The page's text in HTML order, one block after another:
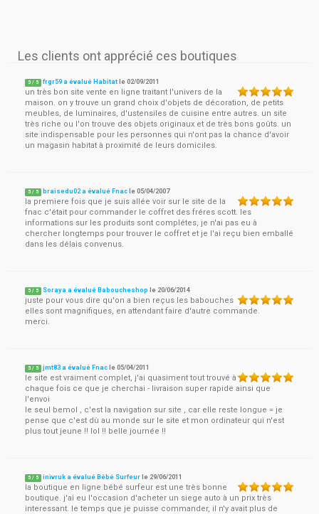
Les clients ont apprécié ces boutiques
5 / 5 frgr59 a évalué Habitat le02/09/2011
un très bon site vente en ligne traitant l'univers de la
maison. on y trouve un grand choix d'objets de décoration, de petits
meubles, de luminaires, d'ustensiles de cuisine entre autres. un site
très riche ou l'on trouve des objets originaux et de très bons goûts. un
site indispensable pour les personnes qui n'ont pas la chance d'avoir
un magasin habitat à proximité de leurs domiciles.
5 / 5 braisedu02 a évalué Fnac le05/04/2007
la premiere fois que je suis allée voir sur le site de la
fnac c'était pour commander le coffret des fréres scott. les
informations sur les produits sont complétes, je n'ai pas eu à
chercher longtemps pour trouver le coffret et je l'ai reçu bien emballé
dans les délais convenus.
5 / 5 Soraya a évalué Baboucheshop le 20/06/2014
juste pour vous dire qu'on a bien reçus les babouches
elles sont magnifiques, en attendant faire d'autre commande.
merci.
5 / 5 jmt83 a évalué Fnac le05/04/2011
le site est vraiment complet, j'ai quasiment tout trouvé à
chaque fois ce que je cherchai - livraison super rapide ainsi que
l'envoi
le seul bemol , c'est la navigation sur site , car elle reste longue = je
pense que c'est dù au monde sur le site et mon ordinateur qui n'est
plus tout jeune !! lol !! belle journée !!
5 / 5 inivruk a évalué Bébé Surfeur le 29/06/2011
la boutique en ligne bébé surfeur est une très bonne
boutique. j'ai eu l'occasion d'acheter un siege auto à un prix très
interessant. le temps que je puisse commander, il n'y avait plus de